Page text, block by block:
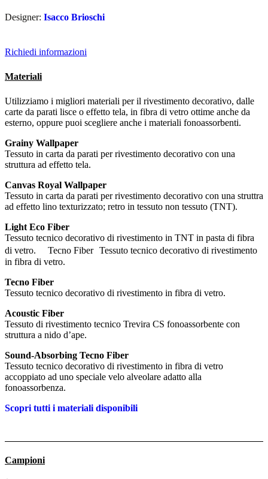
Designer: Isacco Brioschi
Richiedi informazioni
Materiali
Utilizziamo i migliori materiali per il rivestimento decorativo, dalle
carte da parati lisce o effetto tela, in fibra di vetro ottime anche da
esterno, oppure puoi scegliere anche i materiali fonoassorbenti.
Grainy Wallpaper
Tessuto in carta da parati per rivestimento decorativo con una
struttura ad effetto tela.
Canvas Royal Wallpaper
Tessuto in carta da parati per rivestimento decorativo con una struttra
ad effetto lino texturizzato; retro in tessuto non tessuto (TNT).
Light Eco Fiber
Tessuto tecnico decorativo di rivestimento in TNT in pasta di fibra
di vetro. Tecno Fiber Tessuto tecnico decorativo di rivestimento
in fibra di vetro.
Tecno Fiber
Tessuto tecnico decorativo di rivestimento in fibra di vetro.
Acoustic Fiber
Tessuto di rivestimento tecnico Trevira CS fonoassorbente con
struttura a nido d’ape.
Sound-Absorbing Tecno Fiber
Tessuto tecnico decorativo di rivestimento in fibra di vetro
accoppiato ad uno speciale velo alveolare adatto alla
fonoassorbenza.
Scopri tutti i materiali disponibili
Campioni